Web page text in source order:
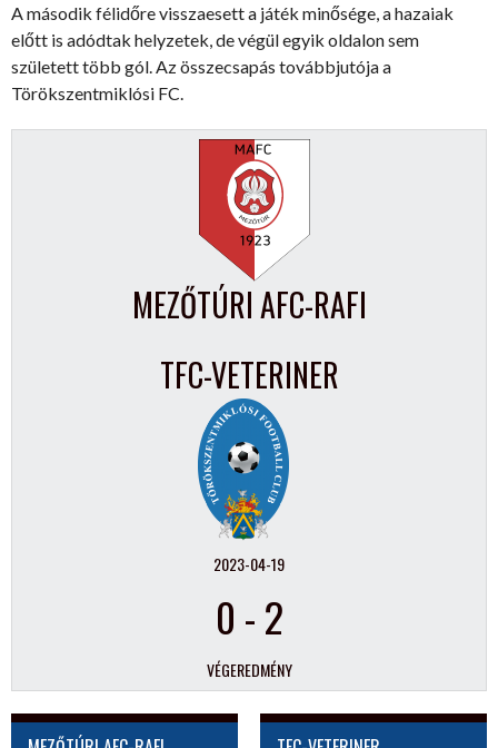
A második félidőre visszaesett a játék minősége, a hazaiak
előtt is adódtak helyzetek, de végül egyik oldalon sem
született több gól. Az összecsapás továbbjutója a
Törökszentmiklósi FC.
MEZŐTÚRI AFC-RAFI
TFC-VETERINER
2023-04-19
0 -2
VÉGEREDMÉNY